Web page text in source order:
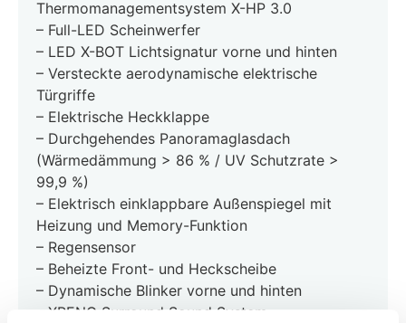
Thermomanagementsystem X-HP 3.0
– Full-LED Scheinwerfer
– LED X-BOT Lichtsignatur vorne und hinten
– Versteckte aerodynamische elektrische
Türgriffe
– Elektrische Heckklappe
– Durchgehendes Panoramaglasdach
(Wärmedämmung > 86 % / UV Schutzrate >
99,9 %)
– Elektrisch einklappbare Außenspiegel mit
Heizung und Memory-Funktion
– Regensensor
– Beheizte Front- und Heckscheibe
– Dynamische Blinker vorne und hinten
– XPENG Surround Sound System